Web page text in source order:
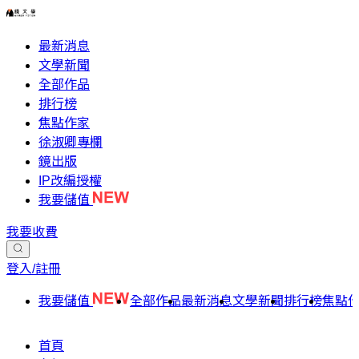
最新消息
文學新聞
全部作品
排行榜
焦點作家
徐淑卿專欄
鏡出版
IP改編授權
我要儲值
我要收費
登入/註冊
我要儲值 全部作品最新消息文學新聞排行榜焦點
首頁